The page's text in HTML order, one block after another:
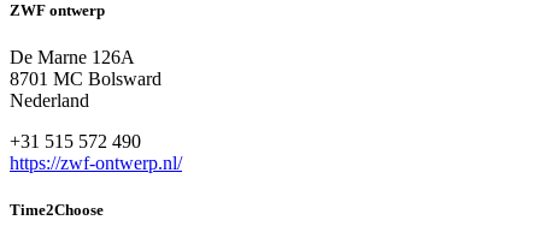
ZWF ontwerp
De Marne 126A
8701 MC Bolsward
Nederland
+31 515 572 490
https://zwf-ontwerp.nl/
Time2Choose